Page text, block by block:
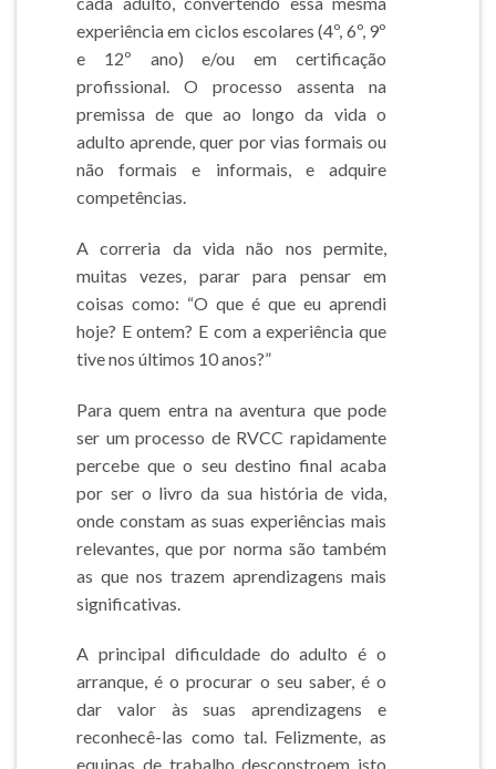
experiência em ciclos escolares (4º, 6º, 9º
e 12º ano) e/ou em certificação
profissional. O processo assenta na
premissa de que ao longo da vida o
adulto aprende, quer por vias formais ou
não formais e informais, e adquire
competências.
A correria da vida não nos permite,
muitas vezes, parar para pensar em
coisas como: “O que é que eu aprendi
hoje? E ontem? E com a experiência que
tive nos últimos 10 anos?”
Para quem entra na aventura que pode
ser um processo de RVCC rapidamente
percebe que o seu destino final acaba
por ser o livro da sua história de vida,
onde constam as suas experiências mais
relevantes, que por norma são também
as que nos trazem aprendizagens mais
significativas.
A principal dificuldade do adulto é o
arranque, é o procurar o seu saber, é o
dar valor às suas aprendizagens e
reconhecê-las como tal. Felizmente, as
equipas de trabalho desconstroem isto